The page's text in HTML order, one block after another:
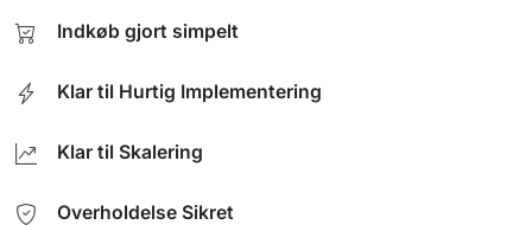
Indkøb gjort simpelt
Klar til Hurtig Implementering
Klar til Skalering
Overholdelse Sikret